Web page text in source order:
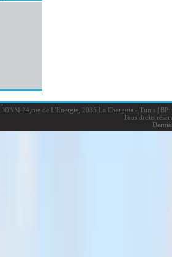
l'ONM 24,rue de L'Energie, 2035 La Charguia - Tunis |BP:
Tous droits